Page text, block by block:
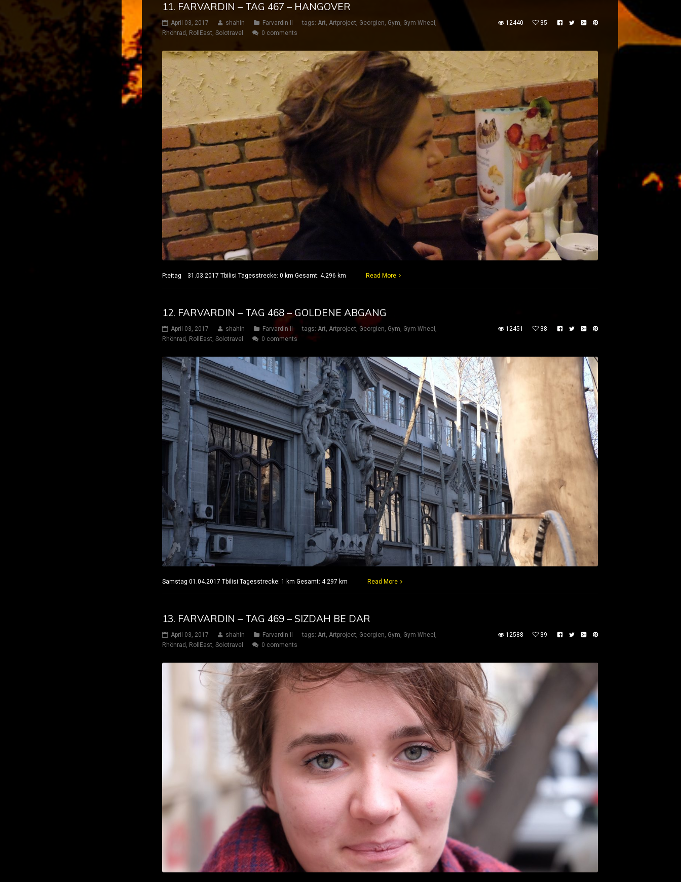
11. FARVARDIN – TAG 467 – HANGOVER
April 03, 2017 shahin Farvardin II tags: Art, Artproject, Georgien, Gym, Gym Wheel ,
Rhönrad , RollEast, Solotravel 0 comments
12440 35
Fteitag 31.03.2017 Tbilisi Tagesstrecke: 0 km Gesamt: 4.296 km Read More
12. FARVARDIN – TAG 468 – GOLDENE ABGANG
April 03, 2017 shahin Farvardin II tags: Art, Artproject, Georgien, Gym, Gym Wheel ,
Rhönrad , RollEast, Solotravel 0 comments
12451 38
Samstag 01.04.2017 Tbilisi Tagesstrecke: 1 km Gesamt: 4.297 km Read More
13. FARVARDIN – TAG 469 – SIZDAH BE DAR
April 03, 2017 shahin Farvardin II tags: Art, Artproject, Georgien, Gym, Gym Wheel ,
Rhönrad , RollEast, Solotravel 0 comments
12588 39